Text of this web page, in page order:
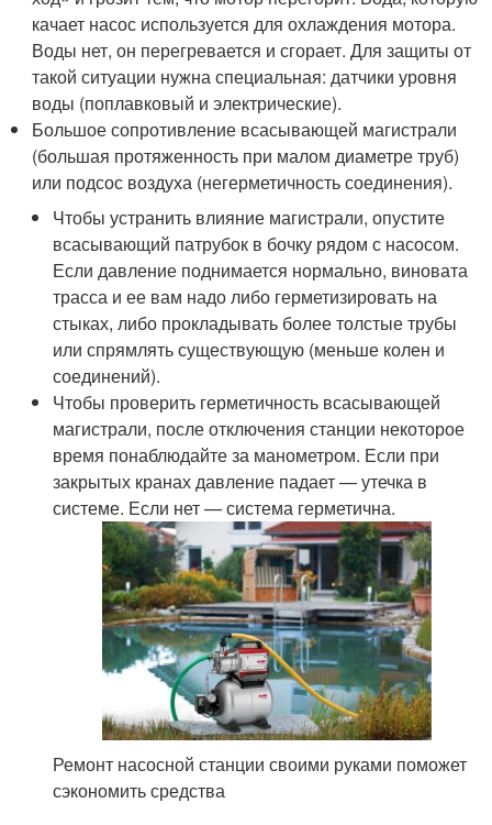
качает насос используется для охлаждения мотора.
Воды нет, он перегревается и сгорает. Для защиты от
такой ситуации нужна специальная: датчики уровня
воды (поплавковый и электрические).
Большое сопротивление всасывающей магистрали
(большая протяженность при малом диаметре труб)
или подсос воздуха (негерметичность соединения).
Чтобы устранить влияние магистрали, опустите
всасывающий патрубок в бочку рядом с насосом.
Если давление поднимается нормально, виновата
трасса и ее вам надо либо герметизировать на
стыках, либо прокладывать более толстые трубы
или спрямлять существующую (меньше колен и
соединений).
Чтобы проверить герметичность всасывающей
магистрали, после отключения станции некоторое
время понаблюдайте за манометром. Если при
закрытых кранах давление падает — утечка в
системе. Если нет — система герметична.
Ремонт насосной станции своими руками поможет
сэкономить средства